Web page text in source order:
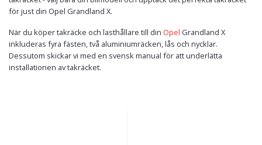
för just din Opel Grandland X.
När du köper takräcke och lasthållare till din Opel Grandland X
inkluderas fyra fästen, två aluminiumräcken, lås och nycklar.
Dessutom skickar vi med en svensk manual för att underlätta
installationen av takräcket.